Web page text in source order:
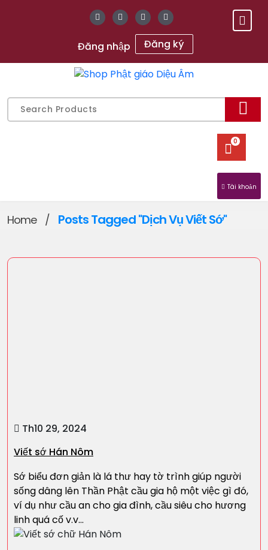
Đăng nhập
Đăng ký
Gửi chữ Tâm, gieo mầm An Lạc
Search
for:
0
Tài khoản
Home / Posts Tagged "Dịch Vụ Viết Sớ"
Th10 29, 2024
Viết sớ Hán Nôm
Sớ biểu đơn giản là lá thư hay tờ trình giúp người
sống dâng lên Thần Phật cầu gia hộ một việc gì đó,
ví dụ như cầu an cho gia đình, cầu siêu cho hương
linh quá cố v.v…